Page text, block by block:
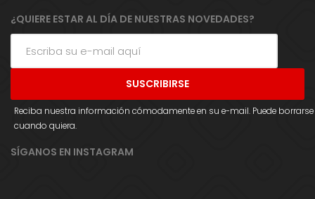
¿QUIERE ESTAR AL DÍA DE NUESTRAS NOVEDADES?
Reciba nuestra información cómodamente en su e-mail. Puede borrarse
cuando quiera.
SÍGANOS EN INSTAGRAM